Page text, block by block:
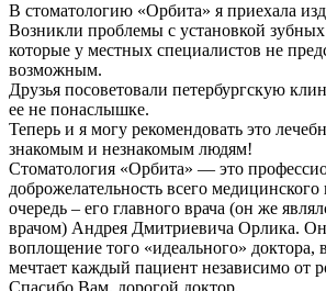
В стоматологию «Орбита» я приехала
Возникли проблемы с установкой
которые у местных специалистов не
возможным.
Друзья посоветовали петербургскую
ее не понаслышке.
Теперь и я могу рекомендовать это
знакомым и незнакомым людям!
Стоматология «Орбита» — это
доброжелательность всего
очередь – его главного врача (он же
врачом) Андрея Дмитриевича Орлика. Он
воплощение того «идеального» доктора,
мечтает каждый пациент независимо от